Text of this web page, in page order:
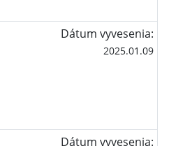
Dátum vyvesenia:
2025.01.09
Dátum vyvesenia: